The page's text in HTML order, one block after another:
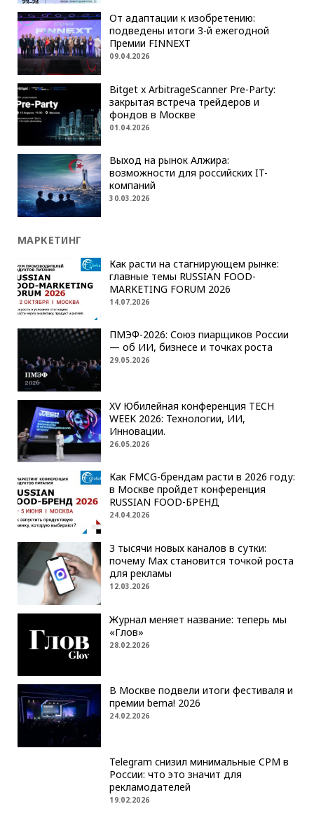
От адаптации к изобретению:
подведены итоги 3-й ежегодной
Премии FINNEXT
09.04.2026
Bitget x ArbitrageScanner Pre-Party:
закрытая встреча трейдеров и
фондов в Москве
01.04.2026
Выход на рынок Алжира:
возможности для российских IT-
компаний
30.03.2026
МАРКЕТИНГ
Как расти на стагнирующем рынке:
главные темы RUSSIAN FOOD-
MARKETING FORUM 2026
14.07.2026
ПМЭФ-2026: Союз пиарщиков России
— об ИИ, бизнесе и точках роста
29.05.2026
XV Юбилейная конференция TECH
WEEK 2026: Технологии, ИИ,
Инновации.
26.05.2026
Как FMCG-брендам расти в 2026 году:
в Москве пройдет конференция
RUSSIAN FOOD-БРЕНД
24.04.2026
3 тысячи новых каналов в сутки:
почему Max становится точкой роста
для рекламы
12.03.2026
Журнал меняет название: теперь мы
«Глов»
28.02.2026
В Москве подвели итоги фестиваля и
премии bema! 2026
24.02.2026
Telegram снизил минимальные CPM в
России: что это значит для
рекламодателей
19.02.2026